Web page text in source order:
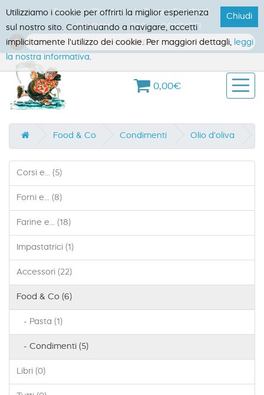
Forum Ricettario
Gruppo Facebook
CHI SIAMO
FAQ CONTATTI
0,00€
Food & Co Condimenti Olio d'oliva
Corsi e... (5)
Forni e... (8)
Farine e... (18)
Impastatrici (1)
Accessori (22)
Food & Co (6)
- Pasta (1)
- Condimenti (5)
Libri (0)
Chiudi
Utilizziamo i cookie per offrirti la miglior esperienza
sul nostro sito. Continuando a navigare, accetti
implicitamente l'utilizzo dei cookie. Per maggiori dettagli, leggi
la nostra informativa.